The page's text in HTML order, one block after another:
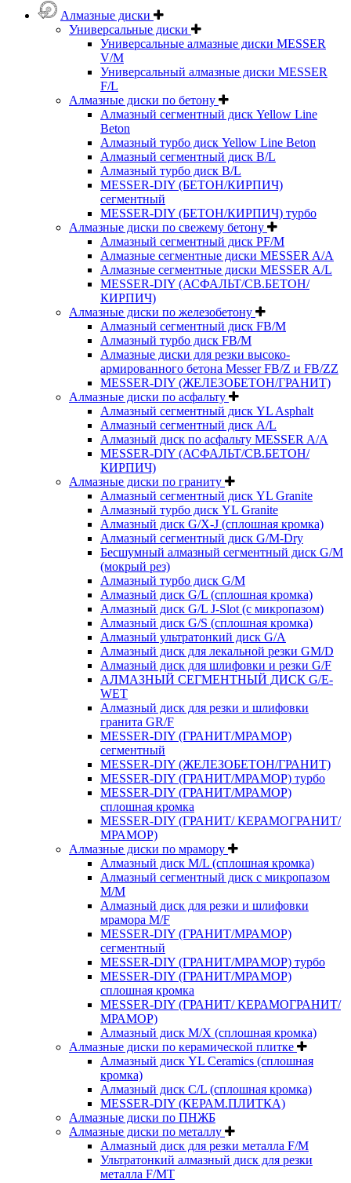
Алмазные диски
Универсальные диски
Универсальные алмазные диски MESSER
V/M
Универсальный алмазные диски MESSER
F/L
Алмазные диски по бетону
Алмазный сегментный диск Yellow Line
Beton
Алмазный турбо диск Yellow Line Beton
Алмазный сегментный диск B/L
Алмазный турбо диск B/L
MESSER-DIY (БЕТОН/КИРПИЧ)
сегментный
MESSER-DIY (БЕТОН/КИРПИЧ) турбо
Алмазные диски по свежему бетону
Алмазный сегментный диск PF/M
Алмазные сегментные диски MESSER A/A
Алмазные сегментные диски MESSER A/L
MESSER-DIY (АСФАЛЬТ/СВ.БЕТОН/
КИРПИЧ)
Алмазные диски по железобетону
Алмазный сегментный диск FB/M
Алмазный турбо диск FB/M
Алмазные диски для резки высоко-
армированного бетона Messer FB/Z и FB/ZZ
MESSER-DIY (ЖЕЛЕЗОБЕТОН/ГРАНИТ)
Алмазные диски по асфальту
Алмазный сегментный диск YL Asphalt
Алмазный сегментный диск A/L
Алмазный диск по асфальту MESSER A/A
MESSER-DIY (АСФАЛЬТ/СВ.БЕТОН/
КИРПИЧ)
Алмазные диски по граниту
Алмазный сегментный диск YL Granite
Алмазный турбо диск YL Granite
Алмазный диск G/X-J (сплошная кромка)
Алмазный сегментный диск G/M-Dry
Бесшумный алмазный сегментный диск G/M
(мокрый рез)
Алмазный турбо диск G/M
Алмазный диск G/L (сплошная кромка)
Алмазный диск G/L J-Slot (с микропазом)
Алмазный диск G/S (сплошная кромка)
Алмазный ультратонкий диск G/A
Алмазный диск для лекальной резки GM/D
Алмазный диск для шлифовки и резки G/F
АЛМАЗНЫЙ СЕГМЕНТНЫЙ ДИСК G/E-
WET
Алмазный диск для резки и шлифовки
гранита GR/F
MESSER-DIY (ГРАНИТ/МРАМОР)
сегментный
MESSER-DIY (ЖЕЛЕЗОБЕТОН/ГРАНИТ)
MESSER-DIY (ГРАНИТ/МРАМОР) турбо
MESSER-DIY (ГРАНИТ/МРАМОР)
сплошная кромка
MESSER-DIY (ГРАНИТ/ КЕРАМОГРАНИТ/
МРАМОР)
Алмазные диски по мрамору
Алмазный диск M/L (сплошная кромка)
Алмазный сегментный диск с микропазом
M/M
Алмазный диск для резки и шлифовки
мрамора M/F
MESSER-DIY (ГРАНИТ/МРАМОР)
сегментный
MESSER-DIY (ГРАНИТ/МРАМОР) турбо
MESSER-DIY (ГРАНИТ/МРАМОР)
сплошная кромка
MESSER-DIY (ГРАНИТ/ КЕРАМОГРАНИТ/
МРАМОР)
Алмазный диск M/X (сплошная кромка)
Алмазные диски по керамической плитке
Алмазный диск YL Ceramics (сплошная
кромка)
Алмазный диск C/L (сплошная кромка)
MESSER-DIY (КЕРАМ.ПЛИТКА)
Алмазные диски по ПНЖБ
Алмазные диски по металлу
Алмазный диск для резки металла F/M
Ультратонкий алмазный диск для резки
металла F/MT